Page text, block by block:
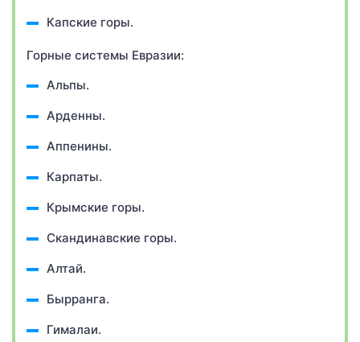
Капские горы.
Горные системы Евразии:
Альпы.
Арденны.
Аппенины.
Карпаты.
Крымские горы.
Скандинавские горы.
Алтай.
Бырранга.
Гималаи.